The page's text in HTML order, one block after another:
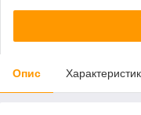
Опис